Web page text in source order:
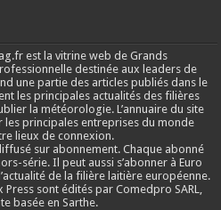
est la vitrine web de Grands
destinée aux leaders de
une partie des articles publiés dans le
les principales actualités des filières
la météorologie. L’annuaire du site
principales entreprises du monde
lieux de connexion.
sur abonnement. Chaque abonné
série. Il peut aussi s’abonner à Euro
de la filière laitière européenne.
sont édités par Comedpro SARL,
basée en Sarthe.